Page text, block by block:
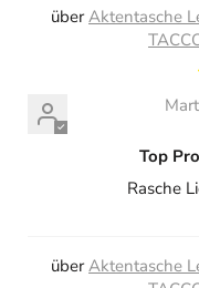
Aktentasche
Top
Rasche
Aktentasche